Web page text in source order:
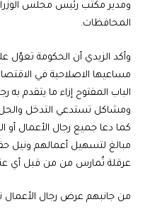
ومدير مكتب رئيس مجلس
المحافظات.
وأكد الزيدي أن الحكومة تعوّل
مساعيها الاصلاحية في
الباب المفتوح إزاء ما يتقدم
ومشاكل تستدعي التدخل والحل،
كما دعا جميع رجال الأعمال أو
مبالغ لتسهيل أعمالهم ونيل
عرقلة تُمارس من من قبل أي
من جانبهم عرض رجال الأعمال